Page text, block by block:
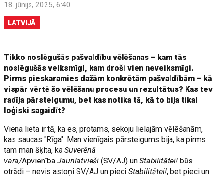
18. jūnijs, 2025, 6:40
LATVIJĀ
Tikko noslēgušās pašvaldību vēlēšanas – kam tās
noslēgušās veiksmīgi, kam droši vien neveiksmīgi.
Pirms pieskaramies dažām konkrētām pašvaldībām – kā
vispār vērtē šo vēlēšanu procesu un rezultātus? Kas tev
radīja pārsteigumu, bet kas notika tā, kā to bija tikai
loģiski sagaidīt?
Viena lieta ir tā, ka es, protams, sekoju lielajām vēlēšanām,
kas saucas "Rīga". Man vienīgais pārsteigums bija, ka pirms
tam man šķita, kaSuverēnā
vara/ApvienībaJaunlatvieši (SV/AJ) unStabilitātei! būs
otrādi – nevis astoņi SV/AJ un pieciStabilitātei!, bet pieci un